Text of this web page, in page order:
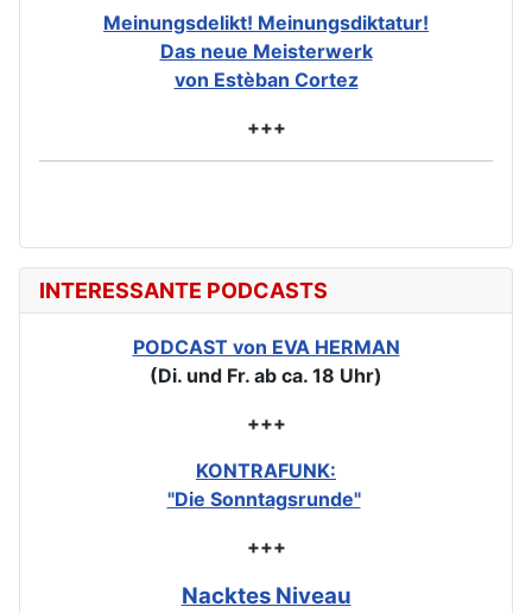
Meinungsdelikt! Meinungsdiktatur!
Das neue Meisterwerk
von Estèban Cortez
+++
INTERESSANTE PODCASTS
PODCAST von EVA HERMAN
(Di. und Fr. ab ca. 18 Uhr)
+++
KONTRAFUNK:
"Die Sonntagsrunde"
+++
Nacktes Niveau